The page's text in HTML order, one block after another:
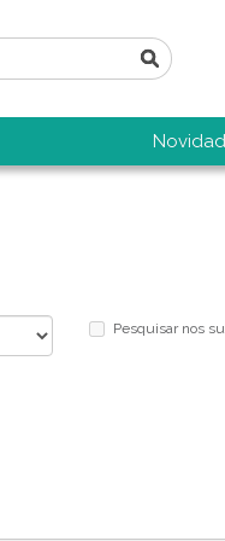
Pesquisar nos